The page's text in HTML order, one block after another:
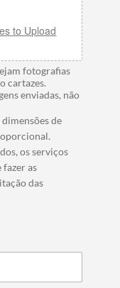
to Upload
fotografias
cartazes.
enviadas, não
de
os serviços
as
das